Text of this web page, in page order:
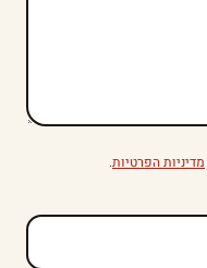
מדיניות הפרטיות.